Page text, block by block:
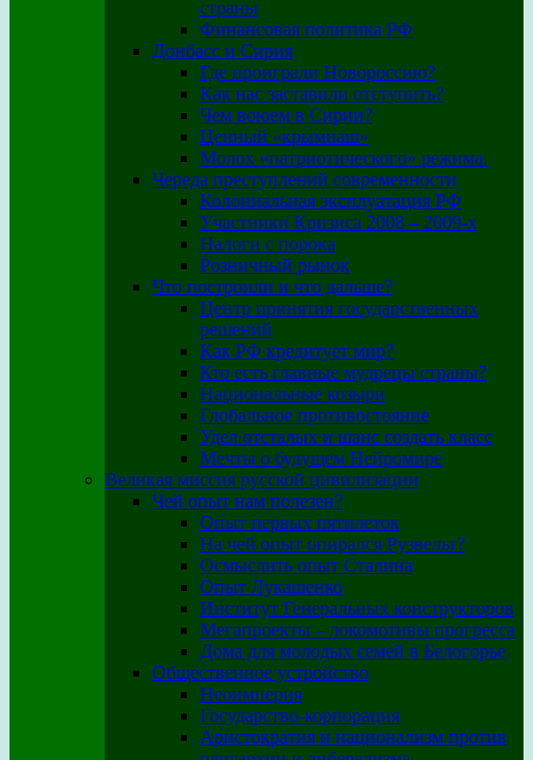
страны
Финансовая политика РФ
Донбасс и Сирия
Где проиграли Новороссию?
Как нас заставили отступить?
Чем воюем в Сирии?
Ценный «крымнаш»
Молох «патриотического» режима.
Череда преступлений современности
Колониальная эксплуатация РФ
Участники Кризиса 2008 – 2009-х
Налоги с порока
Розничный рынок
Что построили и что дальше?
Центр принятия государственных
решений
Как РФ кредитует мир?
Кто есть главные мудрецы страны?
Национальные козыри
Глобальное противостояние
Удел отсталых и шанс создать класс
Мечты о будущем Нейромире
Великая миссия русской цивилизации
Чей опыт нам полезен?
Опыт первых пятилеток
На чей опыт опирался Рузвельт?
Осмыслить опыт Сталина
Опыт Лукашенко
Институт Генеральных конструкторов
Мегапроекты – локомотивы прогресса
Дома для молодых семей в Белогорье
Общественное устройство
Неоимперия
Государство-корпорация
Аристократия и национализм против